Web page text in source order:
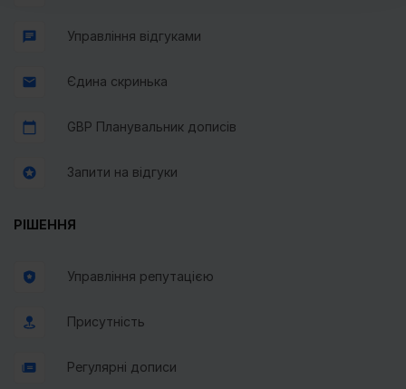
Управління відгуками
Єдина скринька
GBP Планувальник дописів
Запити на відгуки
РІШЕННЯ
Управління репутацією
Присутність
Регулярні дописи